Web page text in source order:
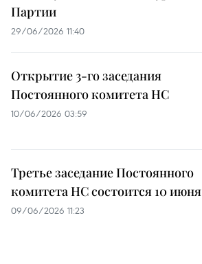
Партии
29/06/2026 11:40
Открытие 3-го заседания
Постоянного комитета НС
10/06/2026 03:59
Третье заседание Постоянного
комитета НС состоится 10 июня
09/06/2026 11:23